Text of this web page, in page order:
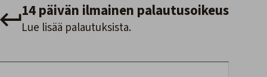
14 päivän ilmainen palautusoikeus
Lue lisää palautuksista.